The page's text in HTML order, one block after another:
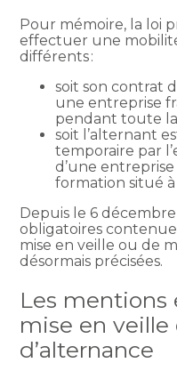
Pour mémoire, la loi
effectuer une
différents :
soit son contrat
une entreprise
pendant toute
soit l’alternant
temporaire par
d’une
formation situé à
Depuis le 6
obligatoires
mise en veille ou de
désormais précisées.
Les mentions
mise en
d’alternance